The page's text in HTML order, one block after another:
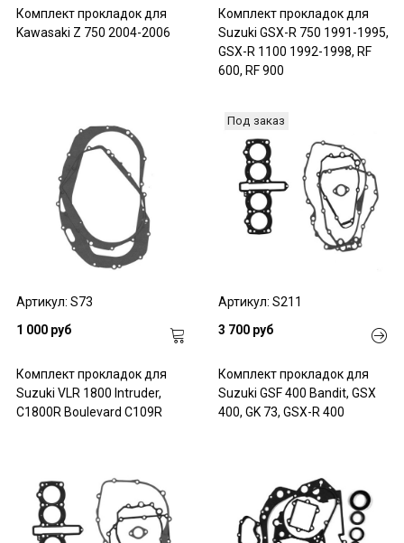
Комплект прокладок для
Kawasaki Z 750 2004-2006
Комплект прокладок для
Suzuki GSX-R 750 1991-1995,
GSX-R 1100 1992-1998, RF
600, RF 900
Артикул: S73
1 000 руб
Комплект прокладок для
Suzuki VLR 1800 Intruder,
C1800R Boulevard C109R
Под заказ
Артикул: S211
3 700 руб
Комплект прокладок для
Suzuki GSF 400 Bandit, GSX
400, GK 73, GSX-R 400